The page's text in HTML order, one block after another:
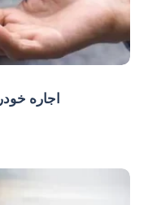
اجاره